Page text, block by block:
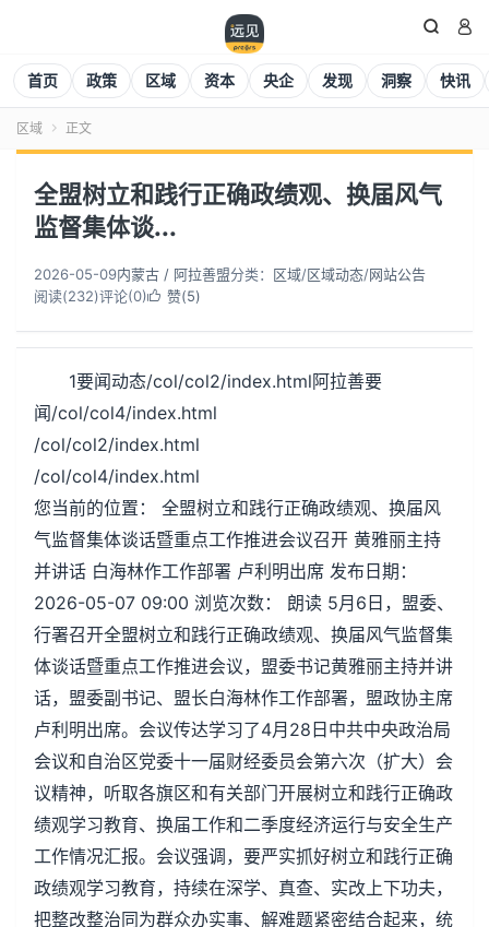
 
首页 政策 区域 资本 央企 发现 洞察 快讯
区域  正文
全盟树立和践行正确政绩观、换届风气
监督集体谈...
2026-05-09内蒙古 / 阿拉善盟分类： 区域/区域动态/网站公告
阅读(232)评论(0) 赞(5)
1要闻动态/col/col2/index.html阿拉善要
闻/col/col4/index.html
/col/col2/index.html
/col/col4/index.html
您当前的位置： 全盟树立和践行正确政绩观、换届风
气监督集体谈话暨重点工作推进会议召开 黄雅丽主持
并讲话 白海林作工作部署 卢利明出席 发布日期：
2026-05-07 09:00 浏览次数： 朗读 5月6日，盟委、
行署召开全盟树立和践行正确政绩观、换届风气监督集
体谈话暨重点工作推进会议，盟委书记黄雅丽主持并讲
话，盟委副书记、盟长白海林作工作部署，盟政协主席
卢利明出席。会议传达学习了4月28日中共中央政治局
会议和自治区党委十一届财经委员会第六次（扩大）会
议精神，听取各旗区和有关部门开展树立和践行正确政
绩观学习教育、换届工作和二季度经济运行与安全生产
工作情况汇报。会议强调，要严实抓好树立和践行正确
政绩观学习教育，持续在深学、真查、实改上下功夫，
把整改整治同为群众办实事、解难题紧密结合起来，统